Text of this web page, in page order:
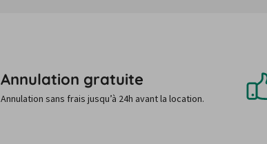
Annulation gratuite
Annulation sans frais jusqu’à 24h avant la location.